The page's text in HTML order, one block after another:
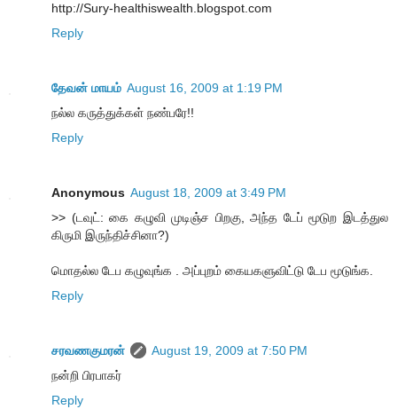
http://Sury-healthiswealth.blogspot.com
Reply
தேவன் மாயம் August 16, 2009 at 1:19 PM
நல்ல கருத்துக்கள் நண்பரே!!
Reply
Anonymous August 18, 2009 at 3:49 PM
>> (டவுட்: கை கழுவி முடிஞ்ச பிறகு, அந்த டேப் மூடுற இடத்துல
கிருமி இருந்திச்சினா?)
மொதல்ல டேப கழுவுங்க . அப்புறம் கையகளுவிட்டு டேப மூடுங்க.
Reply
சரவணகுமரன்
August 19, 2009 at 7:50 PM
நன்றி பிரபாகர்
Reply